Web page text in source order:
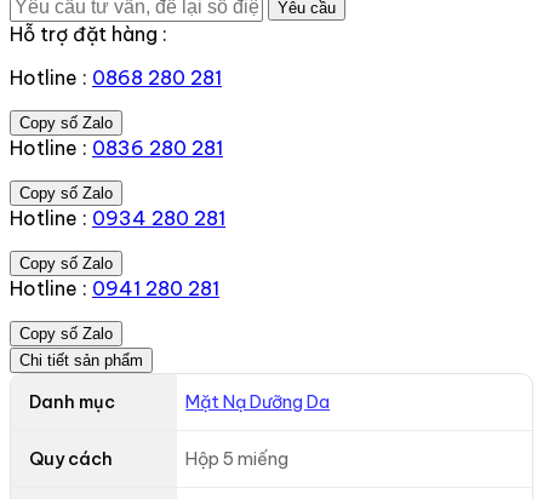
Yêu cầu
Hỗ trợ đặt hàng :
Hotline : 0868 280 281
Copy số Zalo
Hotline : 0836 280 281
Copy số Zalo
Hotline : 0934 280 281
Copy số Zalo
Hotline : 0941 280 281
Copy số Zalo
Chi tiết sản phẩm
Danh mục Mặt Nạ Dưỡng Da
Quy cách Hộp 5 miếng